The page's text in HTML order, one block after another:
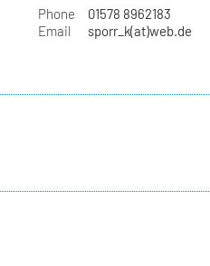
Phone
01578 8962183
Email
sporr_k(at)web.de